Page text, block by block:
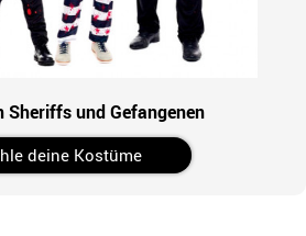
Sheriffs und Gefangenen
deine Kostüme